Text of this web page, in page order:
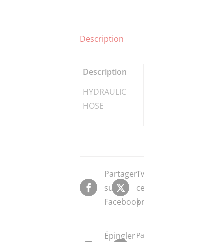
Description
Description
HYDRAULIC
HOSE
Partager
sur
Facebook
Tweeter
ce
produit
Épingler Partager